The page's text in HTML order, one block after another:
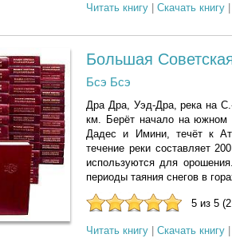
Читать книгу Скачать книгу
Большая
Бсэ Бсэ
Дра Дра, Уэд-Дра, река на
км. Берёт начало на южном
Дадес и Имини, течёт к
течение реки составляет
используются для
периоды таяния снегов в
5 из 5
Читать книгу Скачать книгу